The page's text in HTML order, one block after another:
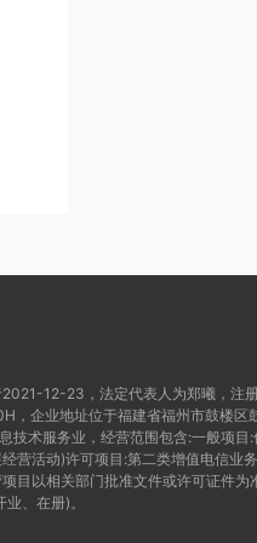
12-23，法定代表人为郑曦，注
，企业地址位于福建省福州市鼓楼区
术服务业，经营范围包含:一般项目
营活动)许可项目:第二类增值电信业
目以相关部门批准文件或许可证件为
、在册)。